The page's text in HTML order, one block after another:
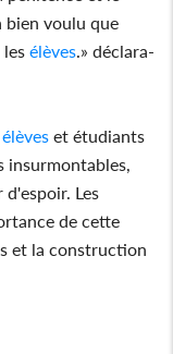
bien voulu que
élèves .» déclara-
élèves et étudiants
d'espoir. Les
de cette
et la construction